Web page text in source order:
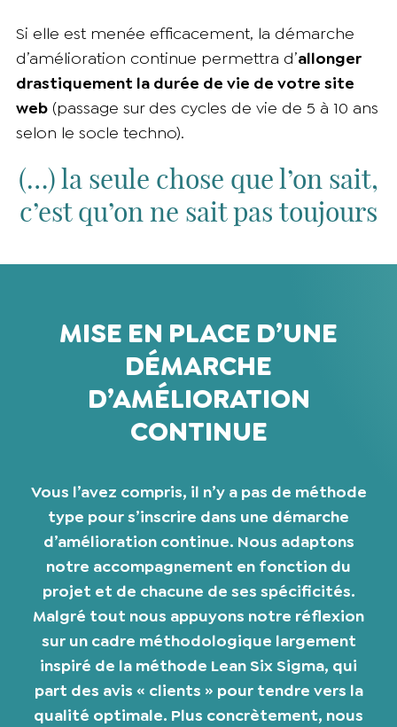
Si elle est menée efficacement, la démarche
d’amélioration continue permettra d’allonger
drastiquement la durée de vie de votre site
web(passage sur des cycles de vie de 5 à 10 ans
selon le socle techno).
(…) la seule chose que l’on sait,
c’est qu’on ne sait pas toujours
MISE EN PLACE D’UNE
DÉMARCHE
D’AMÉLIORATION
CONTINUE
Vous l’avez compris, il n’y a pas de méthode
type pour s’inscrire dans une démarche
d’amélioration continue. Nous adaptons
notre accompagnement en fonction du
projet et de chacune de ses spécificités.
Malgré tout nous appuyons notre réflexion
sur un cadre méthodologique largement
inspiré de la méthode Lean Six Sigma, qui
part des avis « clients » pour tendre vers la
qualité optimale. Plus concrètement, nous